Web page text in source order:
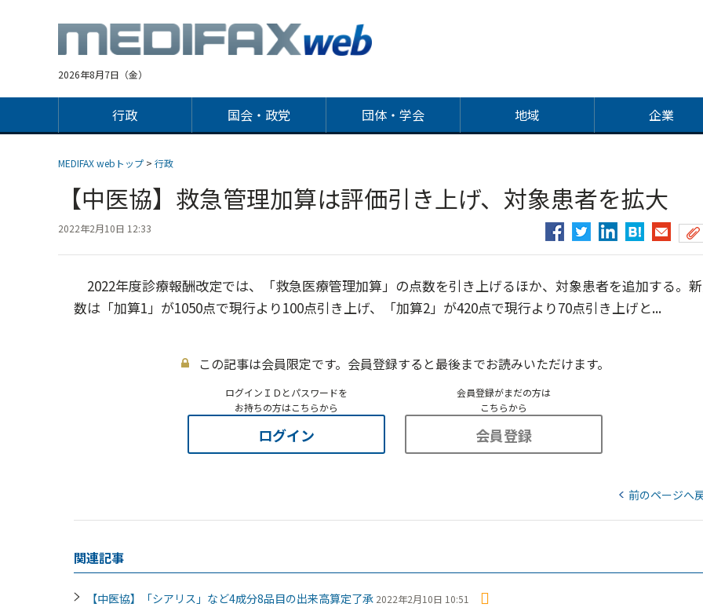
2026年8月7日（金）
行政 国会・政党 団体・学会 地域 企業
MEDIFAX webトップ > 行政
【中医協】救急管理加算は評価引き上げ、対象患者を拡大
2022年2月10日 12:33
2022年度診療報酬改定では、「救急医療管理加算」の点数を引き上げるほか、対象患者を追加する。
数は「加算1」が1050点で現行より100点引き上げ、「加算2」が420点で現行より70点引き上げと...
この記事は会員限定です。会員登録すると最後までお読みいただけます。
ログインＩＤとパスワードを
お持ちの方はこちらから
ログイン
会員登録がまだの方は
こちらから
会員登録
前のページへ
関連記事
【中医協】「シアリス」など4成分8品目の出来高算定了承 2022年2月10日 10:51